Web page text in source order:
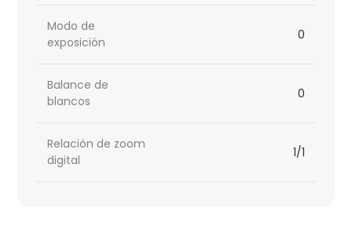
Modo de
exposición
0
Balance de
blancos
0
Relación de zoom
digital
1/1